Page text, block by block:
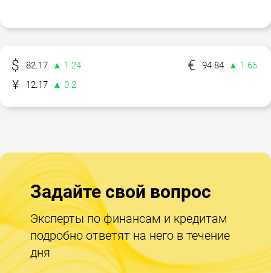
82.17 ▲ 1.24 94.84
▲ 1.65
12.17
▲ 0.2
Задайте свой вопрос
Эксперты по финансам и кредитам
подробно ответят на него в течение
дня